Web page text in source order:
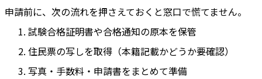
申請前に、次の流れを押さえておくと窓口で慌てません。
試験合格証明書や合格通知の原本を保管
住民票の写しを取得（本籍記載かどうか要確認）
写真・手数料・申請書をまとめて準備